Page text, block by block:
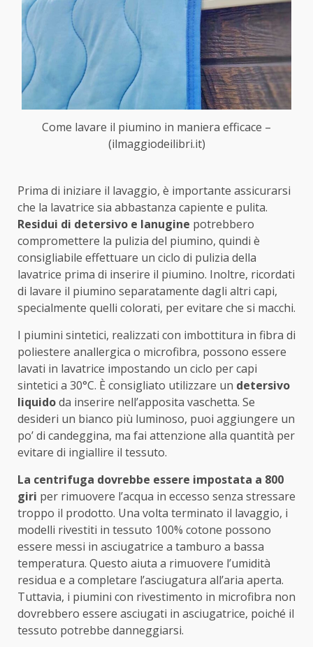
Come lavare il piumino in maniera efficace –
(ilmaggiodeilibri.it)
Prima di iniziare il lavaggio, è importante assicurarsi
che la lavatrice sia abbastanza capiente e pulita.
Residui di detersivo e lanugine potrebbero
compromettere la pulizia del piumino, quindi è
consigliabile effettuare un ciclo di pulizia della
lavatrice prima di inserire il piumino. Inoltre, ricordati
di lavare il piumino separatamente dagli altri capi,
specialmente quelli colorati, per evitare che si macchi.
I piumini sintetici, realizzati con imbottitura in fibra di
poliestere anallergica o microfibra, possono essere
lavati in lavatrice impostando un ciclo per capi
sintetici a 30°C. È consigliato utilizzare un detersivo
liquidoda inserire nell’apposita vaschetta. Se
desideri un bianco più luminoso, puoi aggiungere un
po’ di candeggina, ma fai attenzione alla quantità per
evitare di ingiallire il tessuto.
La centrifuga dovrebbe essere impostata a 800
giri per rimuovere l’acqua in eccesso senza stressare
troppo il prodotto. Una volta terminato il lavaggio, i
modelli rivestiti in tessuto 100% cotone possono
essere messi in asciugatrice a tamburo a bassa
temperatura. Questo aiuta a rimuovere l’umidità
residua e a completare l’asciugatura all’aria aperta.
Tuttavia, i piumini con rivestimento in microfibra non
dovrebbero essere asciugati in asciugatrice, poiché il
tessuto potrebbe danneggiarsi.